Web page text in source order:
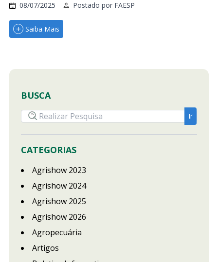
08/07/2025 Postado por FAESP
Saiba Mais
BUSCA
CATEGORIAS
Agrishow 2023
Agrishow 2024
Agrishow 2025
Agrishow 2026
Agropecuária
Artigos